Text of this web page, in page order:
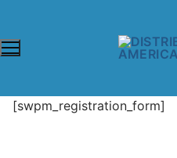
[swpm_registration_form]